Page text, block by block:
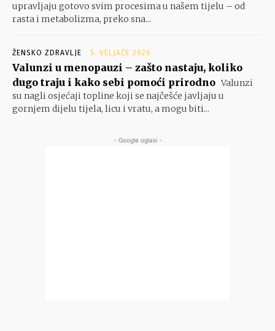
upravljaju gotovo svim procesima u našem tijelu – od
rasta i metabolizma, preko sna...
ŽENSKO ZDRAVLJE 5. VELJAČE 2026.
Valunzi u menopauzi – zašto nastaju, koliko
dugo traju i kako sebi pomoći prirodno Valunzi
su nagli osjećaji topline koji se najčešće javljaju u
gornjem dijelu tijela, licu i vratu, a mogu biti...
- Google oglasi -